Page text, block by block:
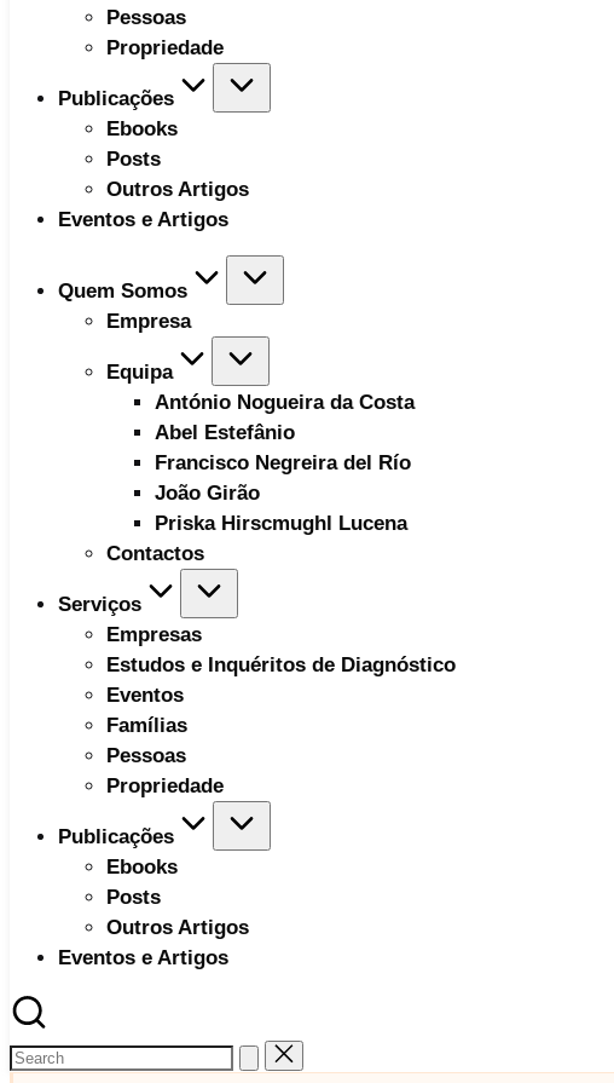
Pessoas
Propriedade
Publicações
Ebooks
Posts
Outros Artigos
Eventos e Artigos
Quem Somos
Empresa
Equipa
António Nogueira da Costa
Abel Estefânio
Francisco Negreira del Río
João Girão
Priska Hirscmughl Lucena
Contactos
Serviços
Empresas
Estudos e Inquéritos de Diagnóstico
Eventos
Famílias
Pessoas
Propriedade
Publicações
Ebooks
Posts
Outros Artigos
Eventos e Artigos